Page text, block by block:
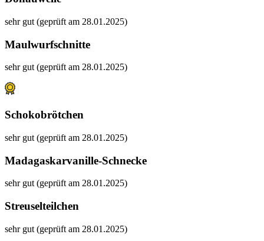
sehr gut (geprüft am 28.01.2025)
Maulwurfschnitte
sehr gut (geprüft am 28.01.2025)
Schokobrötchen
sehr gut (geprüft am 28.01.2025)
Madagaskarvanille-Schnecke
sehr gut (geprüft am 28.01.2025)
Streuselteilchen
sehr gut (geprüft am 28.01.2025)